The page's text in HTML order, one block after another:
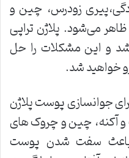
زودرس، چین و
می‌شود. پلاژن تراپی
و این مشکلات را حل
خواهید شد.
جوانسازی پوست پلاژن
و آکنه، چین و چروک های
سفت شدن پوست